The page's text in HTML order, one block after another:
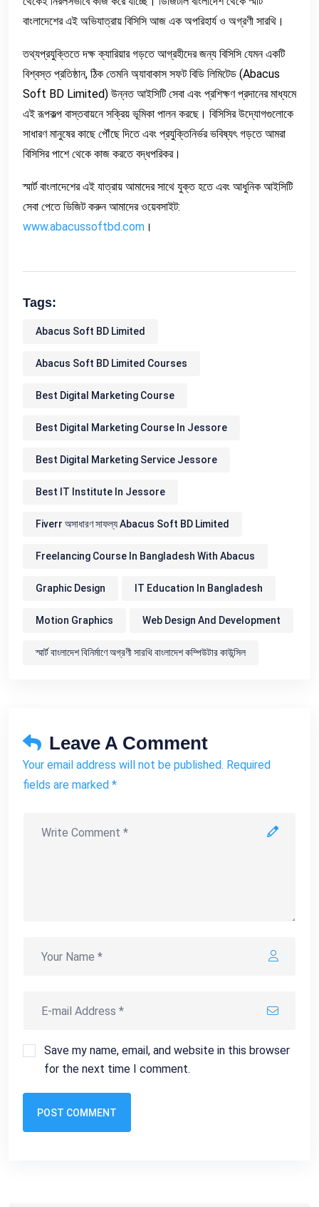
বাংলাদেশের এই অভিযাত্রায় বিসিসি আজ এক অপরিহার্য ও অগ্রণী সারথি।
তথ্যপ্রযুক্তিতে দক্ষ ক্যারিয়ার গড়তে আগ্রহীদের জন্য বিসিসি যেমন একটি
বিশ্বস্ত প্রতিষ্ঠান, ঠিক তেমনি অ্যাবাকাস সফট বিডি লিমিটেড (Abacus
Soft BD Limited) উন্নত আইসিটি সেবা এবং প্রশিক্ষণ প্রদানের মাধ্যমে
এই রূপকল্প বাস্তবায়নে সক্রিয় ভূমিকা পালন করছে। বিসিসির উদ্যোগগুলোকে
সাধারণ মানুষের কাছে পৌঁছে দিতে এবং প্রযুক্তিনির্ভর ভবিষ্যৎ গড়তে আমরা
বিসিসির পাশে থেকে কাজ করতে বদ্ধপরিকর।
স্মার্ট বাংলাদেশের এই যাত্রায় আমাদের সাথে যুক্ত হতে এবং আধুনিক আইসিটি
সেবা পেতে ভিজিট করুন আমাদের ওয়েবসাইট:
www.abacussoftbd.com ।
Tags:
Abacus Soft BD Limited
Abacus Soft BD Limited Courses
Best Digital Marketing Course
Best Digital Marketing Course In Jessore
Best Digital Marketing Service Jessore
Best IT Institute In Jessore
Fiverr অসাধারণ সাফল্য Abacus Soft BD Limited
Freelancing Course In Bangladesh With Abacus
Graphic Design IT Education In Bangladesh
Motion Graphics Web Design And Development
স্মার্ট বাংলাদেশ বিনির্মাণে অগ্রণী সারথি বাংলাদেশ কম্পিউটার কাউন্সিল
Leave A Comment
Your email address will not be published. Required
fields are marked *
Save my name, email, and website in this browser
for the next time I comment.
POST COMMENT